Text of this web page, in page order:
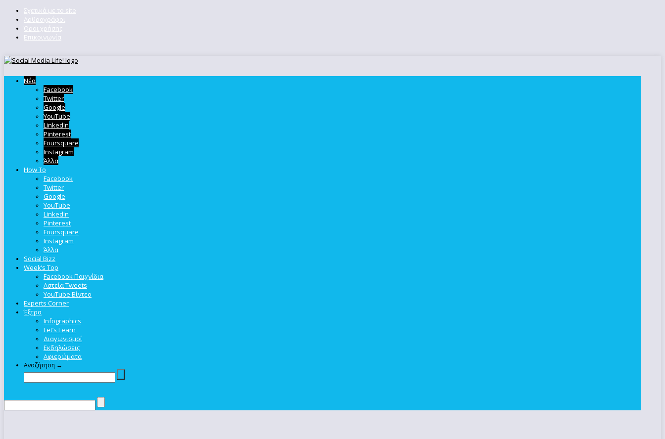
Σχετικά με το site
Αρθρογράφοι
Όροι χρήσης
Επικοινωνία
Νέα
Facebook
Twitter
Google
YouTube
LinkedIn
Pinterest
Foursquare
Instagram
Άλλα
How To
Facebook
Twitter
Google
YouTube
LinkedIn
Pinterest
Foursquare
Instagram
Άλλα
Social Bizz
Week’s Top
Facebook Παιχνίδια
Αστεία Tweets
YouTube Βίντεο
Experts Corner
Έξτρα
Infographics
Let’s Learn
Διαγωνισμοί
Εκδηλώσεις
Αφιερώματα
Αναζήτηση →